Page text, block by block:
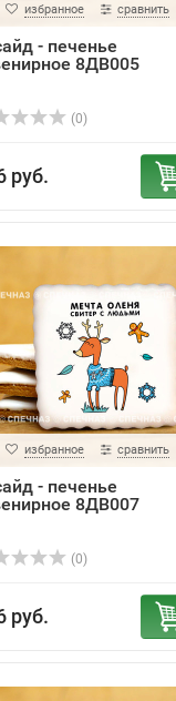
избранное сравнить
- печенье
8ДВ005
(0)
руб.
избранное сравнить
- печенье
8ДВ007
(0)
руб.